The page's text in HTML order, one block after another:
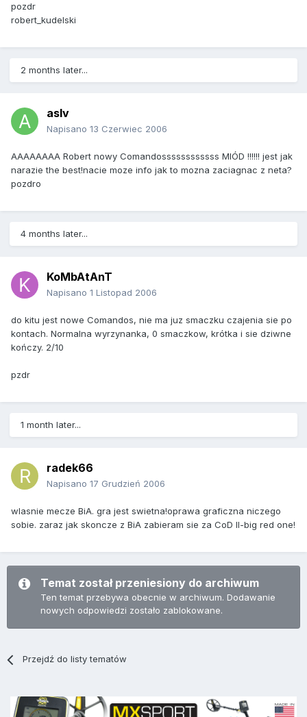
pozdr
robert_kudelski
2 months later...
aslv
Napisano 13 Czerwiec 2006
AAAAAAAA Robert nowy Comandossssssssssss MIÓD !!!!!! jest jak
narazie the best!nacie moze info jak to mozna zaciagnac z neta?
pozdro
4 months later...
KoMbAtAnT
Napisano 1 Listopad 2006
do kitu jest nowe Comandos, nie ma juz smaczku czajenia sie po
kontach. Normalna wyrzynanka, 0 smaczkow, krótka i sie dziwne
kończy. 2/10
pzdr
1 month later...
radek66
Napisano 17 Grudzień 2006
wlasnie mecze BiA. gra jest swietna!oprawa graficzna niczego
sobie. zaraz jak skoncze z BiA zabieram sie za CoD II-big red one!
Temat został przeniesiony do archiwum
Ten temat przebywa obecnie w archiwum. Dodawanie
nowych odpowiedzi zostało zablokowane.
Przejdź do listy tematów